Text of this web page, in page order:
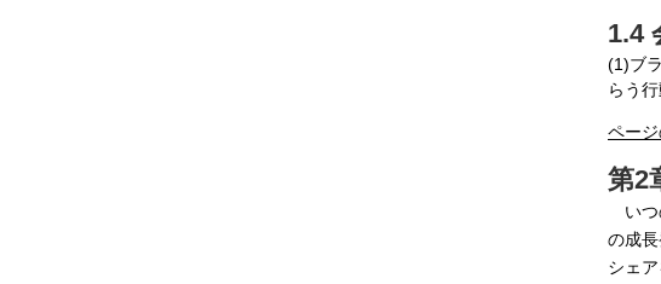
1.4
(1)ブ
らう
ペー
第2
いつ
の成長
シェ